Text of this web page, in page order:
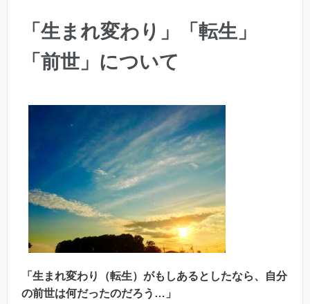
「生まれ変わり」「転生」
「前世」について
「生まれ変わり（転生）がもしあるとしたなら、自分
の前世は何だったのだろう…」